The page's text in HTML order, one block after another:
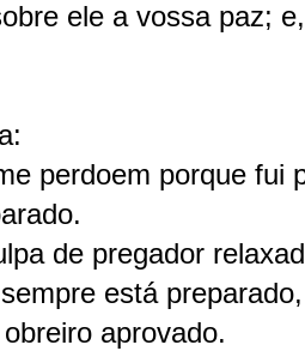
ele a vossa paz;
perdoem porque fui
de pregador
está
aprovado.